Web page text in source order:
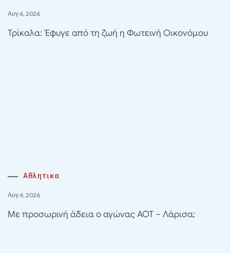
Αυγ 6, 2026
Τρίκαλα: Έφυγε από τη ζωή η Φωτεινή Οικονόμου
Αθλητικα
Αυγ 6, 2026
Με προσωρινή άδεια ο αγώνας ΑΟΤ – Λάρισα;